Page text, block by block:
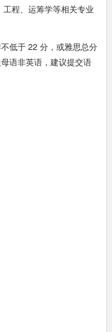
程、运筹学等相关专业
低于 22 分，或雅思总分
语非英语，建议提交语